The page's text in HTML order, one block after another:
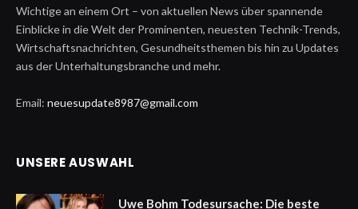
Wichtige an einem Ort – von aktuellen News über spannende
Einblicke in die Welt der Prominenten, neuesten Technik-Trends,
Wirtschaftsnachrichten, Gesundheitsthemen bis hin zu Updates
aus der Unterhaltungsbranche und mehr.
Email: neuesupdate8987@gmail.com
UNSERE AUSWAHL
Uwe Bohm Todesursache: Die beste